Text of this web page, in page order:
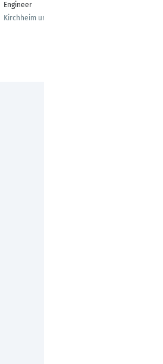
Engineer
Kirchheim unter Teck